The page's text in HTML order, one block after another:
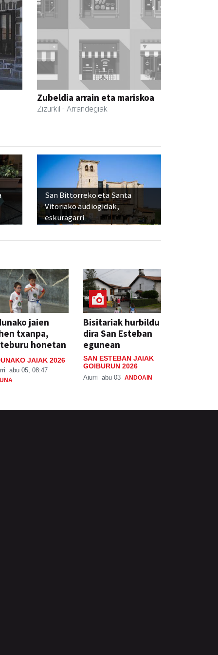
Zubeldia arrain eta mariskoa
Zizurkil - Arrandegiak
San Bittorreko eta Santa
Vitoriako audiogidak,
eskuragarri
jaien
txanpa,
honetan
JAIAK 2026
abu 05, 08:47
Bisitariak hurbildu
dira San Esteban
egunean
SAN ESTEBAN JAIAK
GOIBURUN 2026
Aiurri abu 03 ANDOAIN